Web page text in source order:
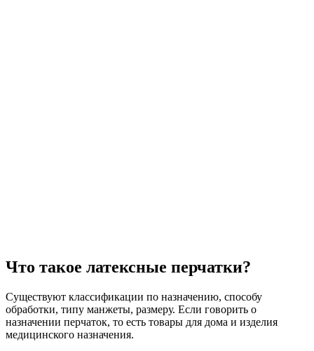
Что такое латексные перчатки?
Существуют классификации по назначению, способу
обработки, типу манжеты, размеру. Если говорить о
назначении перчаток, то есть товары для дома и изделия
медицинского назначения.